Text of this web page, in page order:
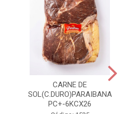
CARNE DE
SOL(C.DURO)PARAIBANA
PC+-6KCX26